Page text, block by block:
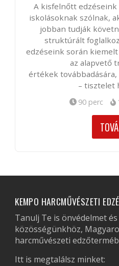
A kisfelnőtt edzéseink
iskolásoknak szólnak,
jobban tudják
struktúrált
edzéseink során
az alapvető
értékek
– tisztelet
90 perc
KEMPO HARCMŰVÉSZETI
Tanulj Te is önvédelmet
közösségünkhöz,
harcművészeti
Itt is megtalálsz minket: